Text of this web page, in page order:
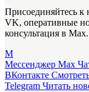
Присоединяйтесь
VK, оперативные
консультация в Max.
M
Мессенджер Max
ВКонтакте
Telegram Читать